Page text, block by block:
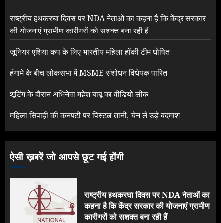
राष्ट्रीय हथकरघा दिवस पर NDA नेताओं का कहना है कि केंद्र सरकार
की योजनाएं ग्रामीण कारीगरों को सशक्त बना रही हैं
जूनियर एशिया कप के लिए भारतीय महिला हॉकी टीम घोषित
हंगामे के बीच लोकसभा में MSME संशोधन विधेयक पारित
शूटिंग के दौरान अभिनेता महेश बाबू का वीडियो लीक
महिला सिपाही की कनपटी पर पिस्टल तानी, चेन ले उड़े बदमाश
ऐसी ख़बरें जो आपसे छूट गई होंगी
राष्ट्रीय हथकरघा दिवस पर NDA नेताओं का
कहना है कि केंद्र सरकार की योजनाएं ग्रामीण
कारीगरों को सशक्त बना रही हैं